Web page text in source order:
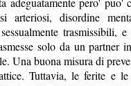
arteriosi, disordine
trasmissibili,
solo da un partner
Una buona misura di
Tuttavia, le ferite e le